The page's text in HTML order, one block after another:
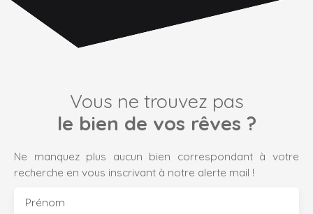
Vous ne trouvez pas
le bien de vos rêves ?
Ne manquez plus aucun bien correspondant à votre
recherche en vous inscrivant à notre alerte mail !
Prénom